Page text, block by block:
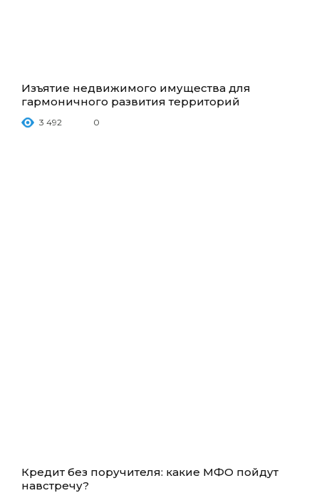
Изъятие недвижимого имущества для
гармоничного развития территорий
3 492 0
Кредит без поручителя: какие МФО пойдут
навстречу?